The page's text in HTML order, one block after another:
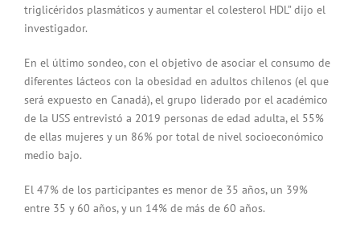
triglicéridos plasmáticos y aumentar el colesterol HDL” dijo el
investigador.
En el último sondeo, con el objetivo de asociar el consumo de
diferentes lácteos con la obesidad en adultos chilenos (el que
será expuesto en Canadá), el grupo liderado por el académico
de la USS entrevistó a 2019 personas de edad adulta, el 55%
de ellas mujeres y un 86% por total de nivel socioeconómico
medio bajo.
El 47% de los participantes es menor de 35 años, un 39%
entre 35 y 60 años, y un 14% de más de 60 años.